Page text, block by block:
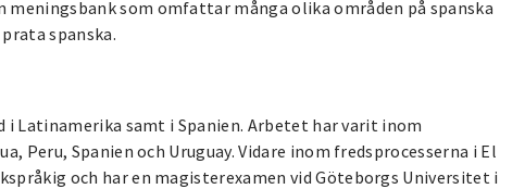
som omfattar många olika områden på spanska
spanska.
i Latinamerika samt i Spanien. Arbetet har varit inom
Peru, Spanien och Uruguay. Vidare inom fredsprocesserna i El
och har en magisterexamen vid Göteborgs Universitet i